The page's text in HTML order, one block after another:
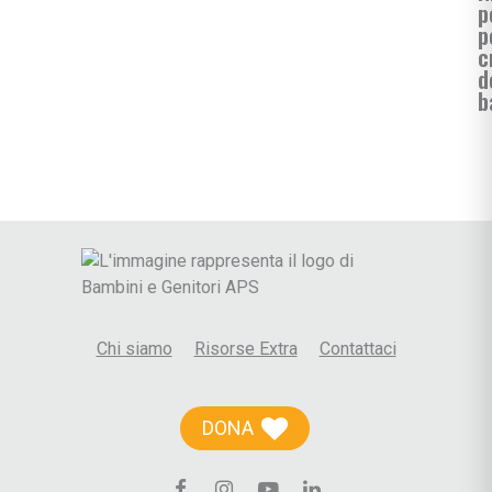
Chi siamo Risorse Extra Contattaci
DONA